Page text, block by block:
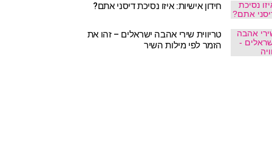
חידון אישיות: איזו נסיכת דיסני אתם?
טריווית שירי אהבה ישראלים – זהו את
הזמר לפי מילות השיר